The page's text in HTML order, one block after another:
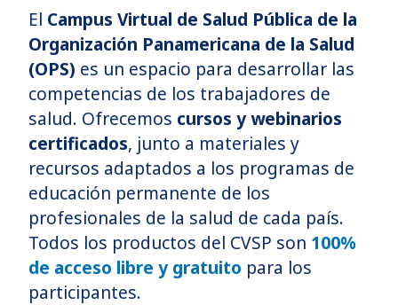
Acercando el conocimiento a la práctica
Conozca más
El Campus Virtual de Salud Pública de la
Organización Panamericana de la Salud
(OPS) es un espacio para desarrollar las
competencias de los trabajadores de
salud. Ofrecemos cursos y webinarios
certificados, junto a materiales y
recursos adaptados a los programas de
educación permanente de los
profesionales de la salud de cada país.
Todos los productos del CVSP son 100%
de acceso libre y gratuito para los
participantes.